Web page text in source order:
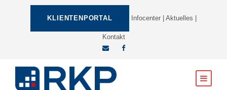
KLIENTENPORTAL Infocenter| Aktuelles
Kontakt